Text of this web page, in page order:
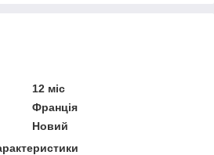
12 міс
Франція
Новий